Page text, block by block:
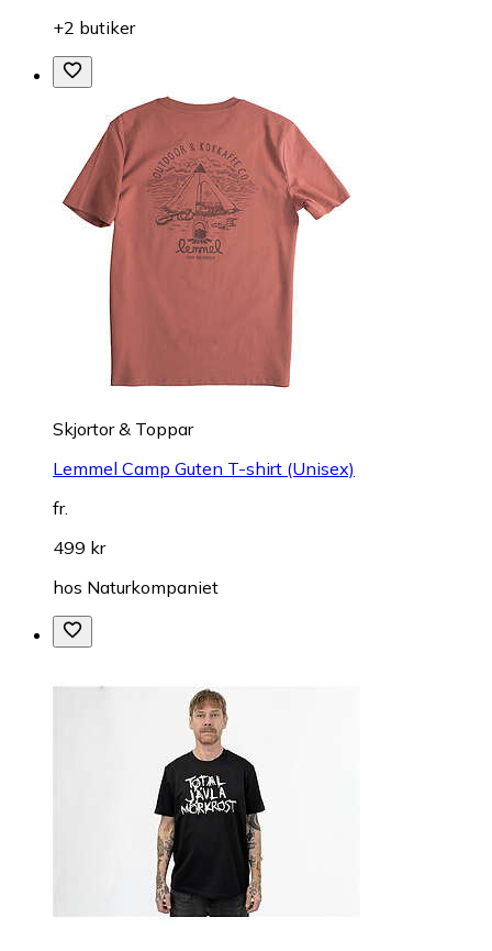
+2 butiker
Skjortor & Toppar
Lemmel Camp Guten T-shirt (Unisex)
fr.
499 kr
hos Naturkompaniet